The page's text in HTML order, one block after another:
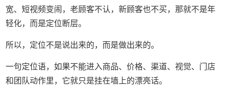
宽、短视频变闹，老顾客不认，新顾客也不买，那就不是年
轻化，而是定位断层。
所以，定位不是说出来的，而是做出来的。
一句定位语，如果不能进入商品、价格、渠道、视觉、门店
和团队动作里，它就只是挂在墙上的漂亮话。